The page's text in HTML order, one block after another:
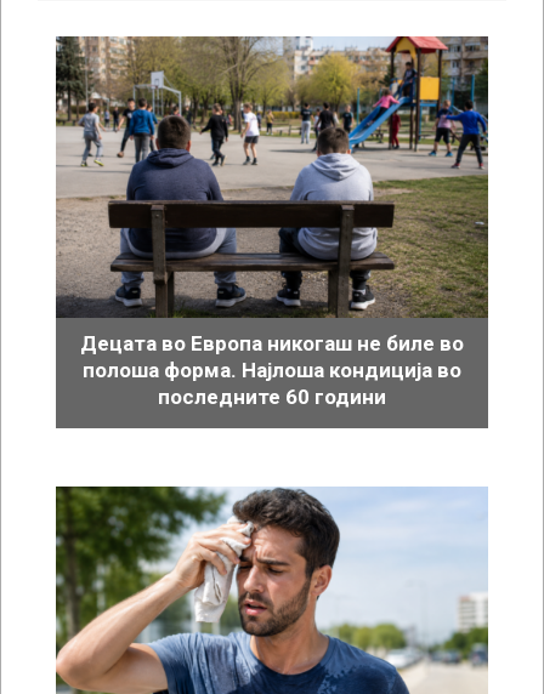
Децата во Европа никогаш не биле во
полоша форма. Најлоша кондиција во
последните 60 години